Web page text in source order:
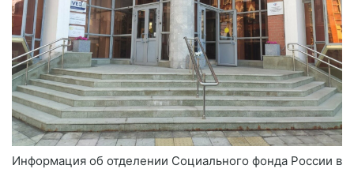
Информация об отделении Социального фонда России в